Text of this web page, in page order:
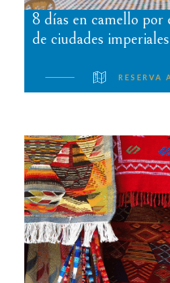
8 días en camello por
de ciudades imperiales
RESERVA